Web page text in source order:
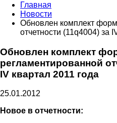
Главная
Новости
Обновлен комплект
отчетности (11q4004) за
Обновлен комплект
регламентированной
IV квартал 2011 года
25.01.2012
Новое в отчетности: